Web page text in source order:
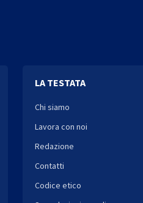
LA TESTATA
Chi siamo
Lavora con noi
Redazione
Contatti
Codice etico